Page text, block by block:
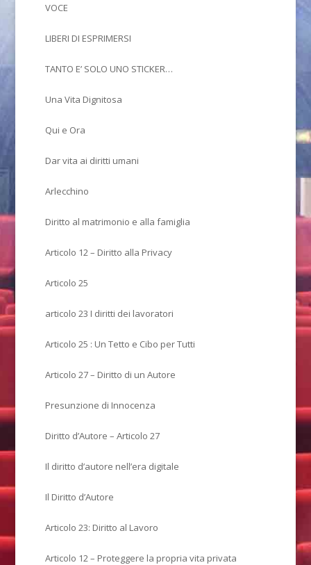
VOCE
LIBERI DI ESPRIMERSI
TANTO E’ SOLO UNO STICKER…
Una Vita Dignitosa
Qui e Ora
Dar vita ai diritti umani
Arlecchino
Diritto al matrimonio e alla famiglia
Articolo 12 – Diritto alla Privacy
Articolo 25
articolo 23 I diritti dei lavoratori
Articolo 25 : Un Tetto e Cibo per Tutti
Articolo 27 – Diritto di un Autore
Presunzione di Innocenza
Diritto d’Autore – Articolo 27
Il diritto d’autore nell’era digitale
Il Diritto d’Autore
Articolo 23: Diritto al Lavoro
Articolo 12 – Proteggere la propria vita privata